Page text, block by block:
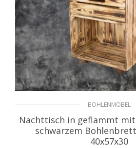
BOHLENMÖBEL
Nachttisch in geflammt
schwarzem
40x57x30